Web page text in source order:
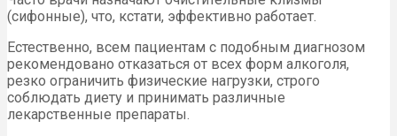
(сифонные), что, кстати, эффективно работает.
Естественно, всем пациентам с подобным диагнозом
рекомендовано отказаться от всех форм алкоголя,
резко ограничить физические нагрузки, строго
соблюдать диету и принимать различные
лекарственные препараты.